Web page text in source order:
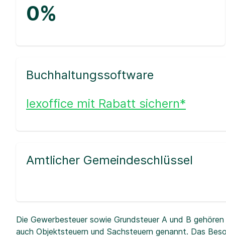
0%
Buchhaltungssoftware
lexoffice mit Rabatt sichern*
Amtlicher Gemeindeschlüssel
Die Gewerbesteuer sowie Grundsteuer A und B
auch Objektsteuern und Sachsteuern genannt. Das